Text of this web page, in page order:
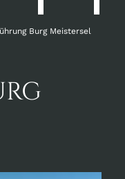
Burg Meistersel